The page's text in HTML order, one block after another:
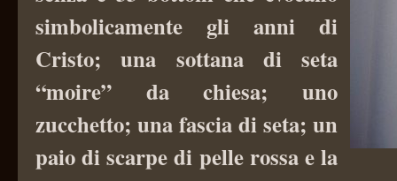
simbolicamente gli anni di
Cristo; una sottana di seta
“moire” da chiesa; uno
zucchetto; una fascia di seta; un
paio di scarpe di pelle rossa e la